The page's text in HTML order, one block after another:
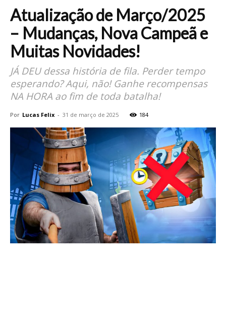
Atualização de Março/2025
– Mudanças, Nova Campeã e
Muitas Novidades!
JÁ DEU dessa história de fila. Perder tempo
esperando? Aqui, não! Ganhe recompensas
NA HORA ao fim de toda batalha!
Por Lucas Felix - 31 de março de 2025 184